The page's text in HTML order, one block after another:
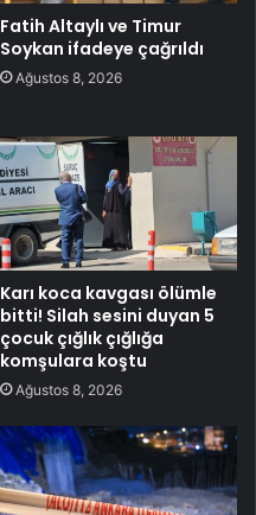
Fatih Altaylı ve Timur
Soykan ifadeye çağrıldı
Ağustos 8, 2026
Karı koca kavgası ölümle
bitti! Silah sesini duyan 5
çocuk çığlık çığlığa
komşulara koştu
Ağustos 8, 2026